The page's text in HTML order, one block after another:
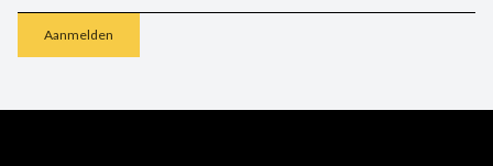
Aanmelden